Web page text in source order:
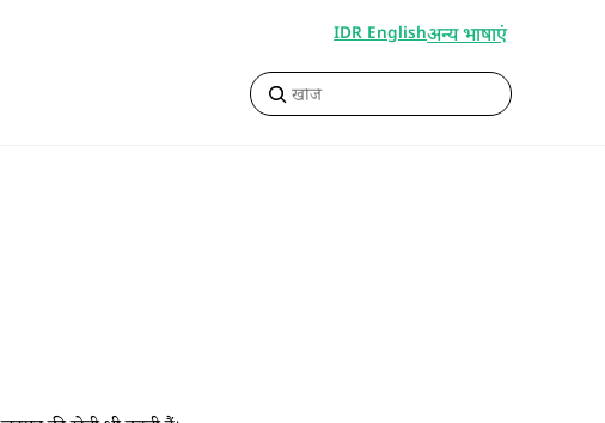
IDR Englishअन्य भाषाएं